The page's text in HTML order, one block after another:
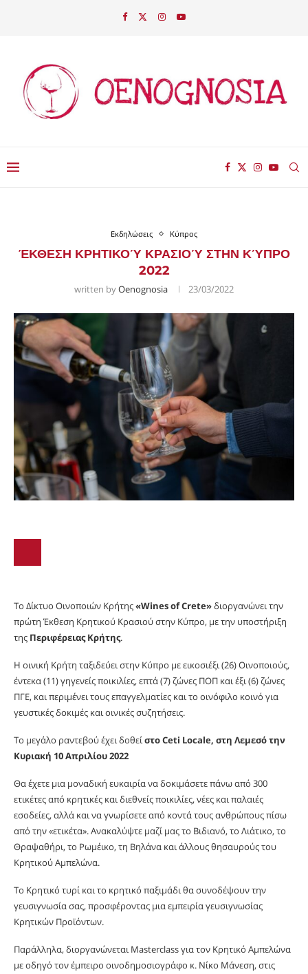
Εκδηλώσεις Κύπρος
ΈΚΘΕΣΗ ΚΡΗΤΙΚΟΎ ΚΡΑΣΙΟΎ ΣΤΗΝ ΚΎΠΡΟ
2022
written byOenognosia 23/03/2022
Το Δίκτυο Οινοποιών Κρήτης«Wines of Crete»διοργανώνει την
πρώτη Έκθεση Κρητικού Κρασιού στην Κύπρο, με την υποστήριξη
της Περιφέρειας Κρήτης.
Η οινική Κρήτη ταξιδεύει στην Κύπρο με εικοσιέξι (26) Οινοποιούς,
έντεκα (11) γηγενείς ποικιλίες, επτά (7) ζώνες ΠΟΠ και έξι (6) ζώνες
ΠΓΕ, και περιμένει τους επαγγελματίες και το οινόφιλο κοινό για
γευστικές δοκιμές και οινικές συζητήσεις.
Το μεγάλο ραντεβού έχει δοθείστο Ceti Locale, στη Λεμεσότην
Κυριακή 10 Απριλίου 2022
Θα έχετε μια μοναδική ευκαιρία να δοκιμάσετε πάνω από 300
ετικέτες από κρητικές και διεθνείς ποικιλίες, νέες και παλαιές
εσοδείες, αλλά και να γνωρίσετε από κοντά τους ανθρώπους πίσω
από την «ετικέτα». Ανακαλύψτε μαζί μας το Βιδιανό, το Λιάτικο, το
Θραψαθήρι, το Ρωμέικο, τη Βηλάνα και άλλους θησαυρούς του
Κρητικού Αμπελώνα.
Το Κρητικό τυρί και το κρητικό παξιμάδι θα συνοδέψουν την
γευσιγνωσία σας, προσφέροντας μια εμπειρία γευσιγνωσίας
Κρητικών Προϊόντων.
Παράλληλα, διοργανώνεται Masterclass για τoν Κρητικό Αμπελώνα
με οδηγό τον έμπειρο οινοδημοσιογράφο κ. Νίκο Μάνεση, στις